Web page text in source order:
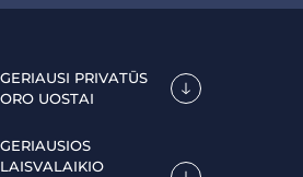
GERIAUSI PRIVATŪS
ORO UOSTAI
GERIAUSIOS
LAISVALAIKIO